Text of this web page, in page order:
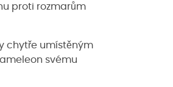
proti rozmarům
chytře umístěným
svému